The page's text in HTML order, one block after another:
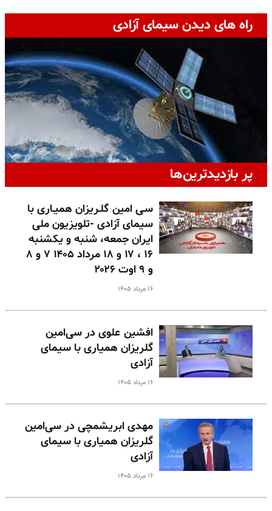
راه های دیدن سیمای آزادی
پر بازدیدترین‌ها
سـی امین گلـریزان همیـاری با
سیمای آزادی -تلویزیون ملی
ایران جمعه، شنبه و یکشنبه
۱۶ ، ۱۷ و ۱۸ مرداد ۱۴۰۵ ۷ و ۸
و ۹ اوت ۲۰۲۶
۱۶ مرداد ۱۴۰۵
افشین علوی در سی‌امین
گلریزان همیاری با سیمای
آزادی
۱۶ مرداد ۱۴۰۵
مهدی ابریشمچی در سی‌امین
گلریزان همیاری با سیمای
آزادی
۱۶ مرداد ۱۴۰۵